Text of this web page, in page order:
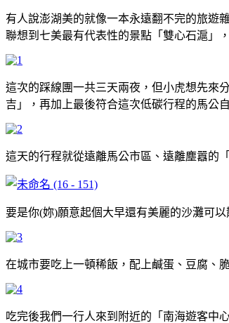
有人說澎湖美的就像一本永遠翻不完的旅遊
聯想到七美最有代表性的景點「雙心石滬」
這次的踩線團一共三天兩夜，但小虎想先來
吉」，再加上最後符合這次低碳行程的馬公
這天的行程就從遠離馬公市區、遠離塵囂的
要是你(妳)願意起個大早還有美麗的沙灘可
在城市要吃上一頓稀飯，配上鹹蛋、豆腐、
吃完後我們一行人來到附近的「南海遊客中